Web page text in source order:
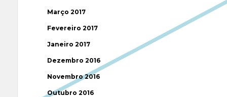
Março 2017
Fevereiro 2017
Janeiro 2017
Dezembro 2016
Novembro 2016
Outubro 2016